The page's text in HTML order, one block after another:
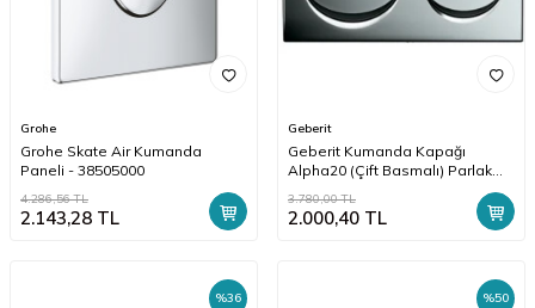
Grohe
Grohe Skate Air Kumanda
Paneli - 38505000
4.286,56TL
2.143,28 TL
Geberit
Geberit Kumanda Kapağı
Alpha20 (Çift Basmalı) Parlak
3.780,00TL
2.000,40 TL
%36 %50